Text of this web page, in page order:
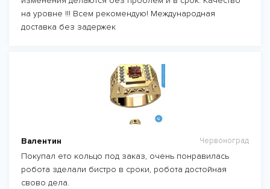
на уровне !!! Всем рекомендую! Международная
доставка без задержек
Валентин Червоноград
Покупал ето кольцо под заказ, очень понравилась
робота зделали бистро в сроки, робота достойная
свово дела.